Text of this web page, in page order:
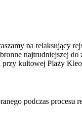
na relaksujący
najtrudniejszej
przy kultowej Plaży
podczas procesu